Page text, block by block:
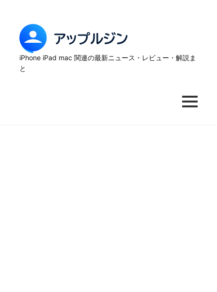
content
ッ
iPhone iPad mac 関連の最新ニュース・レビュー・解説ま
と
MENU